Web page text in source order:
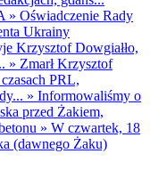
» Oświadczenie Rady
Ukrainy
Krzysztof Dowgiałło,
» Zmarł Krzysztof
PRL,
» Informowaliśmy o
przed Żakiem,
» W czwartek, 18
(dawnego Żaku)